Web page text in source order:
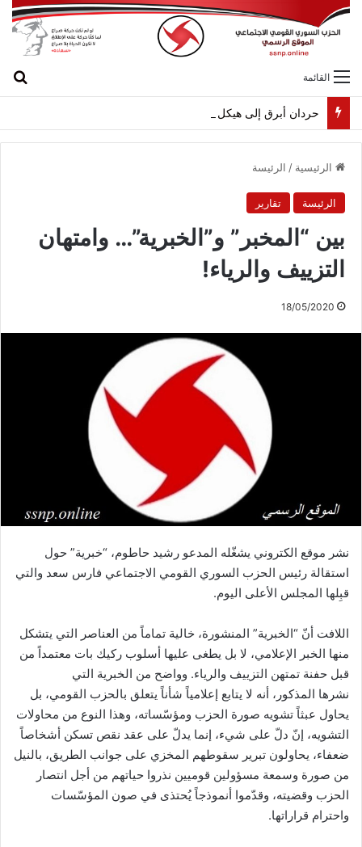
القائمة
حردان أبرق إلى هيكل مهنئاً بمناسبة عيد الجيش
الرئيسية / الرئيسة
الرئيسة تقارير
بين “المخبر” و”الخبرية”… وامتهان
التزييف والرياء!
18/05/2020
نشر موقع الكتروني يشغّله المدعو رشيد حاطوم، “خبرية” حول
استقالة رئيس الحزب السوري القومي الاجتماعي فارس سعد والتي
قبِلها المجلس الأعلى اليوم.
اللافت أنّ “الخبرية” المنشورة، خالية تماماً من العناصر التي يتشكل
منها الخبر الإعلامي، لا بل يطغى عليها أسلوب ركيك بات معتمداً من
قبل حفنة تمتهن التزييف والرياء. وواضح من الخبرية التي
نشرها المذكور، أنه لا يتابع إعلامياً شأناً يتعلق بالحزب القومي، بل
يحاول عبثاً تشويه صورة الحزب ومؤسّساته، وهذا النوع من محاولات
التشويه، إنّ دلّ على شيء، إنما يدلّ على عقد نقص تسكن أشخاصاً
ضعفاء، يحاولون تبرير سقوطهم المخزي على جوانب الطريق، بالنيل
من صورة وسمعة مسؤولين قوميين نذروا حياتهم من أجل انتصار
الحزب وقضيته، وقدّموا أنموذجاً يُحتذى في صون المؤسّسات
واحترام قراراتها.